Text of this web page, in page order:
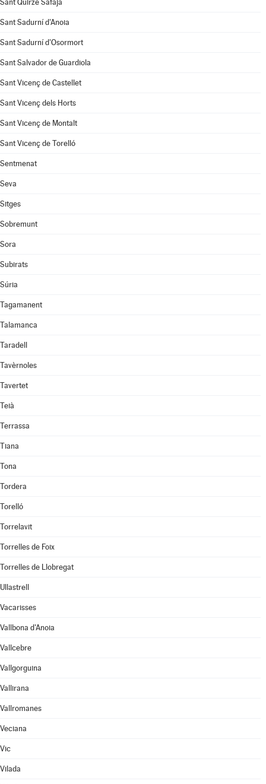
Sant Quirze Safaja
Sant Sadurní d'Anoia
Sant Sadurní d'Osormort
Sant Salvador de Guardiola
Sant Vicenç de Castellet
Sant Vicenç dels Horts
Sant Vicenç de Montalt
Sant Vicenç de Torelló
Sentmenat
Seva
Sitges
Sobremunt
Sora
Subirats
Súria
Tagamanent
Talamanca
Taradell
Tavèrnoles
Tavertet
Teià
Terrassa
Tiana
Tona
Tordera
Torelló
Torrelavit
Torrelles de Foix
Torrelles de Llobregat
Ullastrell
Vacarisses
Vallbona d'Anoia
Vallcebre
Vallgorguina
Vallirana
Vallromanes
Veciana
Vic
Vilada